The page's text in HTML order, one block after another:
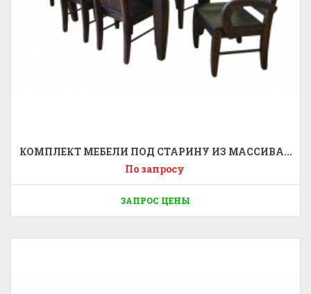
КОМПЛЕКТ МЕБЕЛИ ПОД СТАРИНУ ИЗ МАССИВА...
По запросу
ЗАПРОС ЦЕНЫ